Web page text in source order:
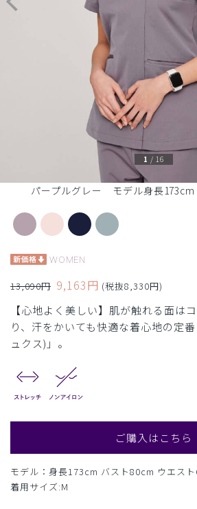
パープルグレー モデル身長
1 / 16
WOMEN
13,090円 9,163円 (税抜8,330円)
【心地よく美しい】肌が触れる面は
り、汗をかいても快適な着心地の定
ュクス)」。
ご購入はこちら
モデル：身長173cm バスト80cm ウエス
着用サイズ:M